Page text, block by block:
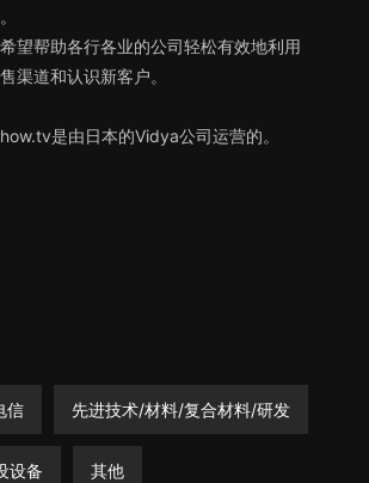
望帮助各行各业的公司轻松有效地利用
渠道和认识新客户。
是由日本的Vidya公司运营的。
信 先进技术/材料/复合材料/研发
设备 其他